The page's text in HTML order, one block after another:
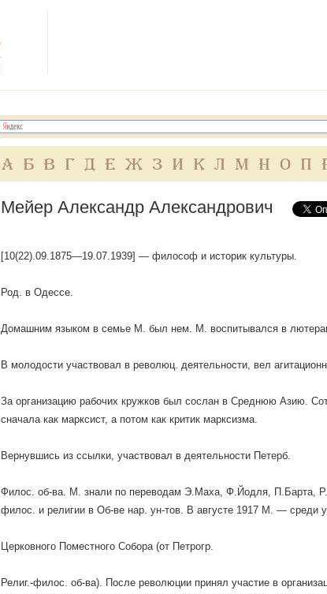
А Б В Г Д Е Ж З И К Л М Н О П
Мейер Александр Александрович
[10(22).09.1875—19.07.1939] — философ и историк культуры.
Род. в Одессе.
Домашним языком в семье М. был нем. М. воспитывался в
В молодости участвовал в революц. деятельности, вел
За организацию рабочих кружков был сослан в Среднюю Азию.
сначала как марксист, а потом как критик марксизма.
Вернувшись из ссылки, участвовал в деятельности Петерб.
Филос. об-ва. М. знали по переводам Э.Маха, Ф.Йодля, П.Барта,
филос. и религии в Об-ве нар. ун-тов. В августе 1917 М. — среди
Церковного Поместного Собора (от Петрогр.
Религ.-филос. об-ва). После революции принял участие в